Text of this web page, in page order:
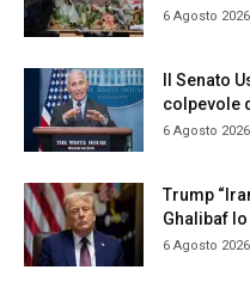
6 Agosto 2026
Il Senato
colpevole
6 Agosto 2026
Trump
Ghalibaf
6 Agosto 2026